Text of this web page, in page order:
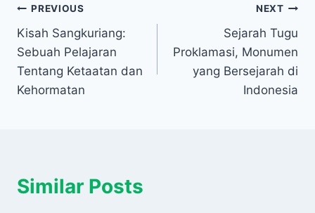
Navigasi
pos
PREVIOUS
Kisah Sangkuriang:
Sebuah Pelajaran
Tentang Ketaatan dan
Kehormatan
NEXT
Sejarah Tugu
Proklamasi, Monumen
yang Bersejarah di
Indonesia
Similar Posts